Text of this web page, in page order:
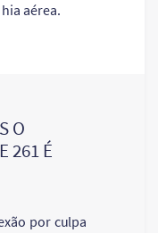
aérea.
O
261 É
por culpa